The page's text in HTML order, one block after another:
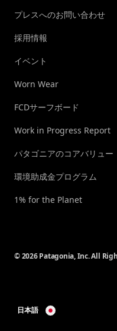
プレスへのお問い合わせ
採用情報
イベント
Worn Wear
FCDサーフボード
Work in Progress Report
パタゴニアのコアバリュー
環境助成金プログラム
1% for the Planet
© 2026 Patagonia, Inc. All
日本語